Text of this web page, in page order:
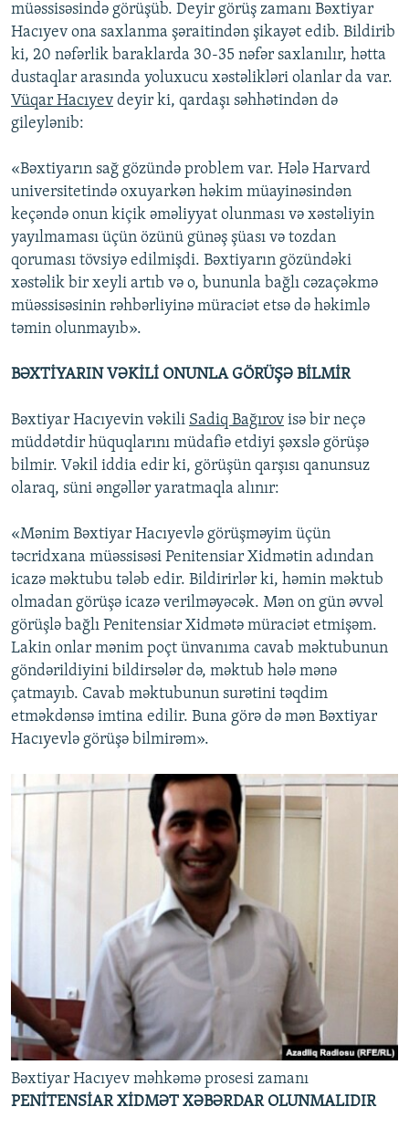
müəssisəsində görüşüb. Deyir görüş zamanı Bəxtiyar
Hacıyev ona saxlanma şəraitindən şikayət edib. Bildirib
ki, 20 nəfərlik baraklarda 30-35 nəfər saxlanılır, hətta
dustaqlar arasında yoluxucu xəstəlikləri olanlar da var.
Vüqar Hacıyev deyir ki, qardaşı səhhətindən də
gileylənib:
«Bəxtiyarın sağ gözündə problem var. Hələ Harvard
universitetində oxuyarkən həkim müayinəsindən
keçəndə onun kiçik əməliyyat olunması və xəstəliyin
yayılmaması üçün özünü günəş şüası və tozdan
qoruması tövsiyə edilmişdi. Bəxtiyarın gözündəki
xəstəlik bir xeyli artıb və o, bununla bağlı cəzaçəkmə
müəssisəsinin rəhbərliyinə müraciət etsə də həkimlə
təmin olunmayıb».
BƏXTİYARIN VƏKİLİ ONUNLA GÖRÜŞƏ BİLMİR
Bəxtiyar Hacıyevin vəkili Sadiq Bağırov isə bir neçə
müddətdir hüquqlarını müdafiə etdiyi şəxslə görüşə
bilmir. Vəkil iddia edir ki, görüşün qarşısı qanunsuz
olaraq, süni əngəllər yaratmaqla alınır:
«Mənim Bəxtiyar Hacıyevlə görüşməyim üçün
təcridxana müəssisəsi Penitensiar Xidmətin adından
icazə məktubu tələb edir. Bildirirlər ki, həmin məktub
olmadan görüşə icazə verilməyəcək. Mən on gün əvvəl
görüşlə bağlı Penitensiar Xidmətə müraciət etmişəm.
Lakin onlar mənim poçt ünvanıma cavab məktubunun
göndərildiyini bildirsələr də, məktub hələ mənə
çatmayıb. Cavab məktubunun surətini təqdim
etməkdənsə imtina edilir. Buna görə də mən Bəxtiyar
Hacıyevlə görüşə bilmirəm».
Bəxtiyar Hacıyev məhkəmə prosesi zamanı
PENİTENSİAR XİDMƏT XƏBƏRDAR OLUNMALIDIR